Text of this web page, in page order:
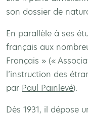
son dossier de
En parallèle à ses
français aux
Français » («
l’instruction des
par Paul Painlevé).
Dès 1931, il dépose